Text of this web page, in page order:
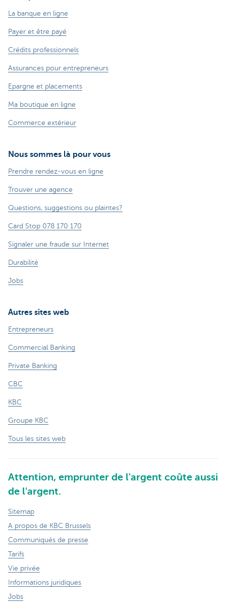
La banque en ligne
Payer et être payé
Crédits professionnels
Assurances pour entrepreneurs
Epargne et placements
Ma boutique en ligne
Commerce extérieur
Nous sommes là pour vous
Prendre rendez-vous en ligne
Trouver une agence
Questions, suggestions ou plaintes?
Card Stop 078 170 170
Signaler une fraude sur Internet
Durabilité
Jobs
Autres sites web
Entrepreneurs
Commercial Banking
Private Banking
CBC
KBC
Groupe KBC
Tous les sites web
Attention, emprunter de l'argent coûte aussi
de l'argent.
Sitemap
A propos de KBC Brussels
Communiqués de presse
Tarifs
Vie privée
Informations juridiques
Jobs